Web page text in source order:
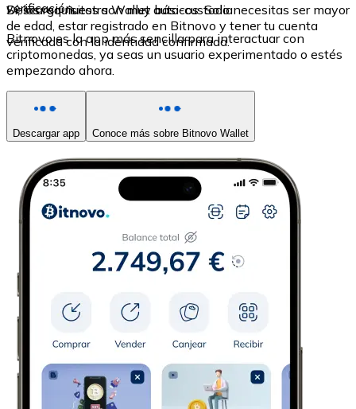
verificación.
Sí, los requisitos son muy básicos. Solo necesitas ser mayor
de edad, estar registrado en Bitnovo y tener tu cuenta
verificada con la identidad confirmada.
Descarga nuestra Wallet auto-custodia
Bitnovo es la app más sencilla para interactuar con
criptomonedas, ya seas un usuario experimentado o estés
empezando ahora.
Descargar app Conoce más sobre Bitnovo Wallet